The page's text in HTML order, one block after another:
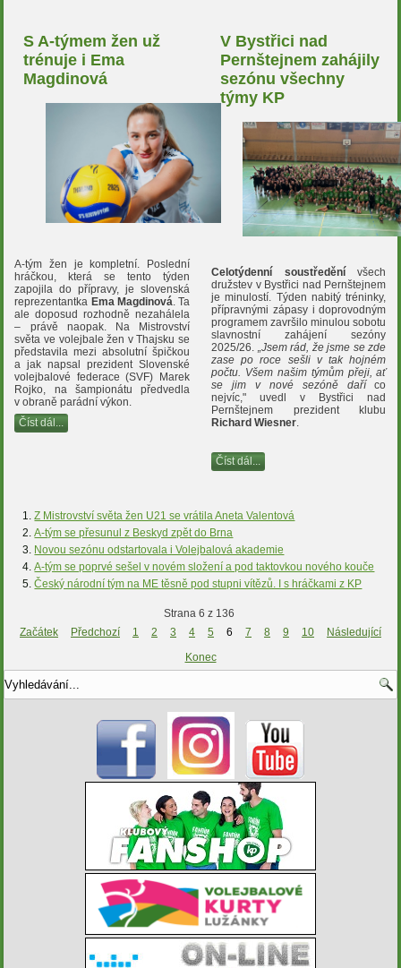
S A-týmem žen už
trénuje i Ema
Magdinová
A-tým žen je kompletní. Poslední
hráčkou, která se tento týden
zapojila do přípravy, je slovenská
reprezentantka Ema Magdinová. Ta
ale doposud rozhodně nezahálela
– právě naopak. Na Mistrovství
světa ve volejbale žen v Thajsku se
představila mezi absolutní špičkou
a jak napsal prezident Slovenské
volejbalové federace (SVF) Marek
Rojko, na šampionátu předvedla
v obraně parádní výkon.
Číst dál...
V Bystřici nad
Pernštejnem zahájily
sezónu všechny
týmy KP
Celotýdenní soustředěnívšech
družstev v Bystřici nad Pernštejnem
je minulostí. Týden nabitý tréninky,
přípravnými zápasy i doprovodným
programem završilo minulou sobotu
slavnostní zahájení sezóny
2025/26. „Jsem rád, že jsme se zde
zase po roce sešli v tak hojném
počtu. Všem našim týmům přeji, ať
se jim v nové sezóně daříco
nejvíc," uvedl v Bystřici nad
Pernštejnem prezident klubu
Richard Wiesner.
Číst dál...
Z Mistrovství světa žen U21 se vrátila Aneta Valentová
A-tým se přesunul z Beskyd zpět do Brna
Novou sezónu odstartovala i Volejbalová akademie
A-tým se poprvé sešel v novém složení a pod taktovkou nového kouče
Český národní tým na ME těsně pod stupni vítězů. I s hráčkami z KP
Strana 6 z 136
Začátek
Předchozí 1 2 3 4 5 6 7 8 9 10
Následující
Konec